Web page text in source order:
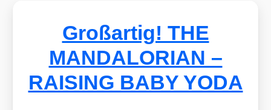
Großartig! THE
MANDALORIAN –
RAISING BABY YODA